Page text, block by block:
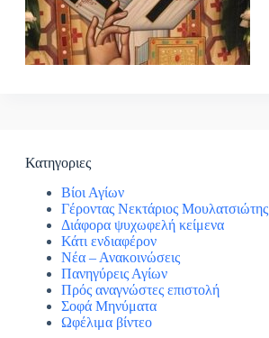
Κατηγοριες
Βίοι Αγίων
Γέροντας Νεκτάριος Μουλατσιώτης
Διάφορα ψυχωφελή κείμενα
Κάτι ενδιαφέρον
Νέα – Ανακοινώσεις
Πανηγύρεις Αγίων
Πρός αναγνώστες επιστολή
Σοφά Μηνύματα
Ωφέλιμα βίντεο